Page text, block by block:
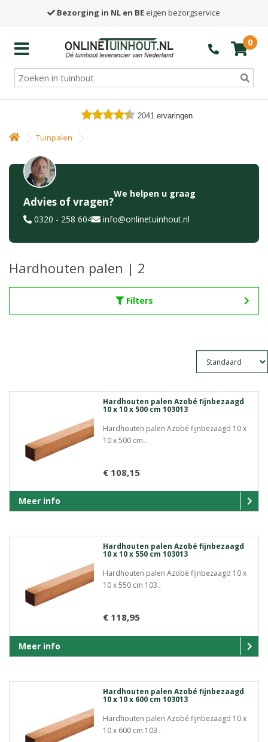
Bezorging in NL en BE eigen bezorgservice
0
2041 ervaringen
Tuinpalen
Advies of vragen?
We helpen u graag
0320 - 258 604 info@onlinetuinhout.nl
Hardhouten palen | 2
Filters
Hardhouten palen Azobé fijnbezaagd
10 x 10 x 500 cm 103013
Hardhouten palen Azobé fijnbezaagd 10 x
10 x 500 cm..
€ 108,15
Meer info
Hardhouten palen Azobé fijnbezaagd
10 x 10 x 550 cm 103013
Hardhouten palen Azobé fijnbezaagd 10 x
10 x 550 cm 103..
€ 118,95
Meer info
Hardhouten palen Azobé fijnbezaagd
10 x 10 x 600 cm 103013
Hardhouten palen Azobé fijnbezaagd 10 x
10 x 600 cm 103..